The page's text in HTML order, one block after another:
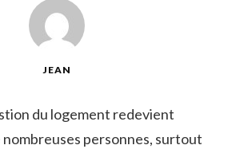
JEAN
du logement redevient
personnes, surtout